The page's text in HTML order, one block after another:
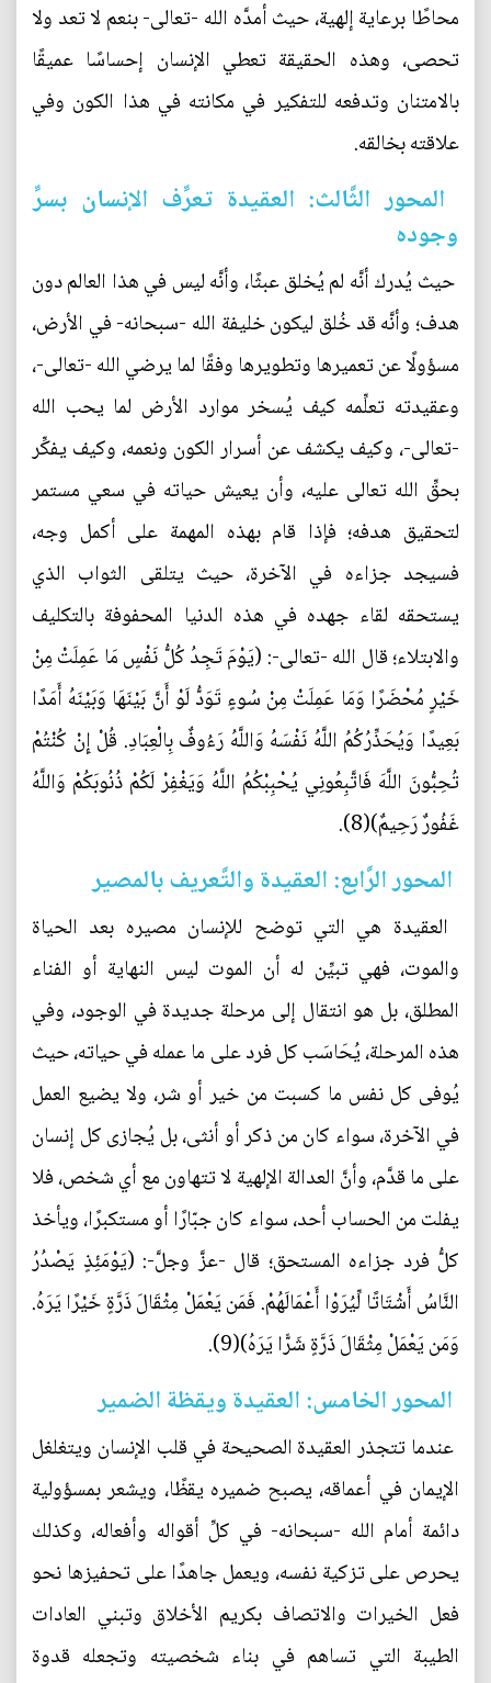
محاطًا برعاية إلهية، حيث أمدَّه الله -تعالى- بنعم لا تعد ولا
تحصى، وهذه الحقيقة تعطي الإنسان إحساسًا عميقًا
بالامتنان وتدفعه للتفكير في مكانته في هذا الكون وفي
علاقته بخالقه.
‏ المحور الثَّالث: العقيدة تعرِّف الإنسان بسرِّ
وجوده
‏ حيث يُدرك أنَّه لم يُخلق عبثًا، وأنَّه ليس في هذا العالم دون
هدف؛ وأنَّه قد خُلق ليكون خليفة الله -سبحانه- في الأرض،
مسؤولًا عن تعميرها وتطويرها وفقًا لما يرضي الله -تعالى-،
وعقيدته تعلِّمه كيف يُسخر موارد الأرض لما يحب الله
-تعالى-، وكيف يكشف عن أسرار الكون ونعمه، وكيف يفكِّر
بحقِّ الله تعالى عليه، وأن يعيش حياته في سعي مستمر
لتحقيق هدفه؛ فإذا قام بهذه المهمة على أكمل وجه،
فسيجد جزاءه في الآخرة، حيث يتلقى الثواب الذي
يستحقه لقاء جهده في هذه الدنيا المحفوفة بالتكليف
والابتلاء؛ قال الله -تعالى-: (يَوْمَ تَجِدُ كُلُّ نَفْسٍ مَا عَمِلَتْ مِنْ
خَيْرٍ مُحْضَرًا وَمَا عَمِلَتْ مِنْ سُوءٍ تَوَدُّ لَوْ أَنَّ بَيْنَهَا وَبَيْنَهُ أَمَدًا
بَعِيدًا وَيُحَذِّرُكُمُ اللَّهُ نَفْسَهُ وَاللَّهُ رَءُوفٌ بِالْعِبَادِ. قُلْ إِنْ كُنْتُمْ
تُحِبُّونَ اللَّهَ فَاتَّبِعُونِي يُحْبِبْكُمُ اللَّهُ وَيَغْفِرْ لَكُمْ ذُنُوبَكُمْ وَاللَّهُ
غَفُورٌ رَحِيمٌ)(8).‏
‏ المحور الرَّابع: العقيدة والتَّعريف بالمصير
‏ العقيدة هي التي توضح للإنسان مصيره بعد الحياة
والموت، فهي تبيِّن له أن الموت ليس النهاية أو الفناء
المطلق، بل هو انتقال إلى مرحلة جديدة في الوجود، وفي
هذه المرحلة، يُحَاسَب كل فرد على ما عمله في حياته، حيث
يُوفى كل نفس ما كسبت من خير أو شر، ولا يضيع العمل
في الآخرة، سواء كان من ذكر أو أنثى، بل يُجازى كل إنسان
على ما قدَّم، وأنَّ العدالة الإلهية لا تتهاون مع أي شخص، فلا
يفلت من الحساب أحد، سواء كان جبّارًا أو مستكبرًا، ويأخذ
كلُّ فرد جزاءه المستحق؛ قال -عزَّ وجلَّ-: (يَوْمَئِذٍ يَصْدُرُ
النَّاسُ أَشْتَاتًا لِّيُرَوْا أَعْمَالَهُمْ. فَمَن يَعْمَلْ مِثْقَالَ ذَرَّةٍ خَيْرًا يَرَهُ.
وَمَن يَعْمَلْ مِثْقَالَ ذَرَّةٍ شَرًّا يَرَهُ)(9).‏
‏ المحور الخامس: العقيدة ويقظة الضمير
‏ عندما تتجذر العقيدة الصحيحة في قلب الإنسان ويتغلغل
الإيمان في أعماقه، يصبح ضميره يقظًا، ويشعر بمسؤولية
دائمة أمام الله -سبحانه- في كلِّ أقواله وأفعاله، وكذلك
يحرص على تزكية نفسه، ويعمل جاهدًا على تحفيزها نحو
فعل الخيرات والاتصاف بكريم الأخلاق وتبني العادات
الطيبة التي تساهم في بناء شخصيته وتجعله قدوة